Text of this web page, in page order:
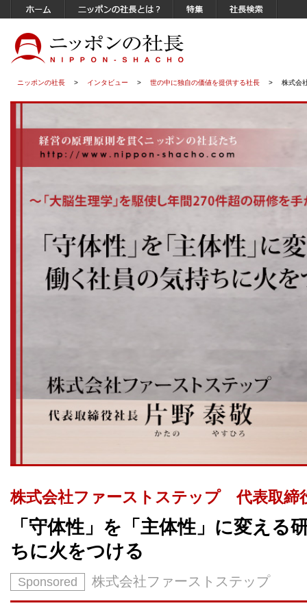
ニッポンの社長 > インタビュー > 世の中に独自の価値を提供する社長 > 株式会
株式会社ファーストステップ 代表取
「守体性」を「主体性」に変える
ちに火をつける
Sponsored 株式会社ファーストステップ